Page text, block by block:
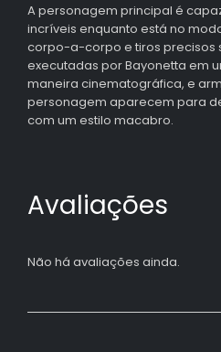
A personagem principal é
incríveis enquanto está no
corpo-a-corpo e tiros precisos
executadas por Bayonetta em
maneira cinematográfica, e
personagem aparecem para
com um estilo macabro.
Avaliações
Não há avaliações ainda.